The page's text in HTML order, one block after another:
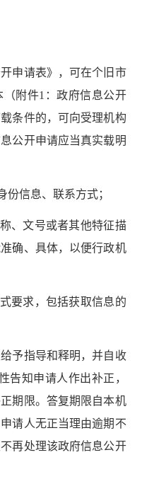
申请表》，可在个旧市
附件1：政府信息公开
条件的，可向受理机构
公开申请应当真实载明
信息、联系方式；
文号或者其他特征描
确、具体，以便行政机
求，包括获取信息的
予指导和释明，并自收
告知申请人作出补正，
期限。答复期限自本机
请人无正当理由逾期不
再处理该政府信息公开